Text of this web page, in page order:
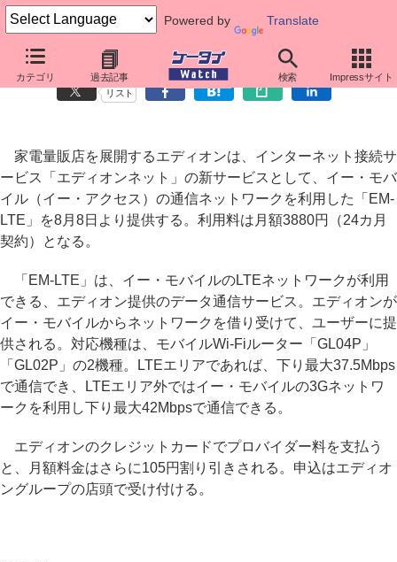
Powered by Translate
カテゴリ 過去記事 検索 Impressサイト
エディオン、イー・モバイル網利用のLTEサービス「EM-LTE」
リスト
家電量販店を展開するエディオンは、インターネット接続サ
ービス「エディオンネット」の新サービスとして、イー・モバ
イル（イー・アクセス）の通信ネットワークを利用した「EM-
LTE」を8月8日より提供する。利用料は月額3880円（24カ月
契約）となる。
「EM-LTE」は、イー・モバイルのLTEネットワークが利用
できる、エディオン提供のデータ通信サービス。エディオンが
イー・モバイルからネットワークを借り受けて、ユーザーに提
供される。対応機種は、モバイルWi-Fiルーター「GL04P」
「GL02P」の2機種。LTEエリアであれば、下り最大37.5Mbps
で通信でき、LTEエリア外ではイー・モバイルの3Gネットワ
ークを利用し下り最大42Mbpsで通信できる。
エディオンのクレジットカードでプロバイダー料を支払う
と、月額料金はさらに105円割り引きされる。申込はエディオ
ングループの店頭で受け付ける。